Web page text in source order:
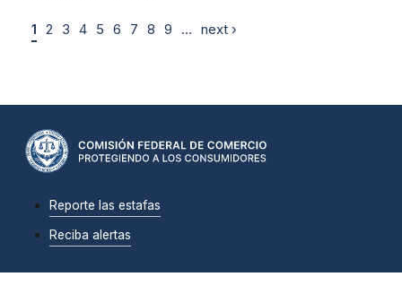
1 2 3 4 5 6 7 8 9 … next ›
Reporte las estafas
Reciba alertas